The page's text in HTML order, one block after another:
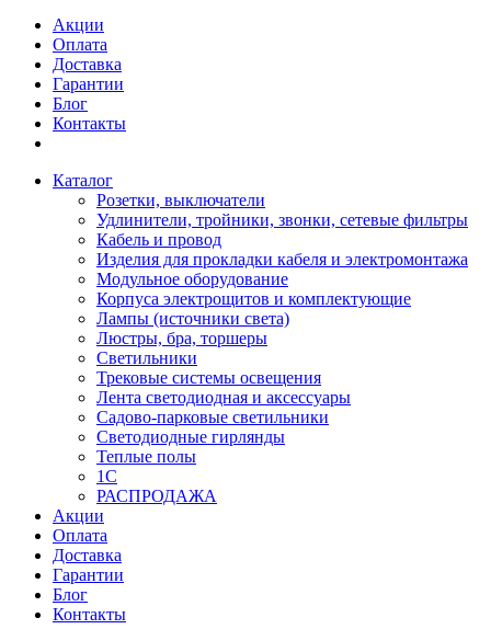
Акции
Оплата
Доставка
Гарантии
Блог
Контакты
Каталог
Розетки, выключатели
Удлинители, тройники, звонки, сетевые фильтры
Кабель и провод
Изделия для прокладки кабеля и электромонтажа
Модульное оборудование
Корпуса электрощитов и комплектующие
Лампы (источники света)
Люстры, бра, торшеры
Светильники
Трековые системы освещения
Лента светодиодная и аксессуары
Садово-парковые светильники
Светодиодные гирлянды
Теплые полы
1С
РАСПРОДАЖА
Акции
Оплата
Доставка
Гарантии
Блог
Контакты